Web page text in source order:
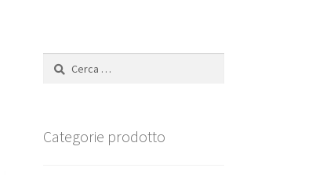
Ricerca
Categorie prodotto